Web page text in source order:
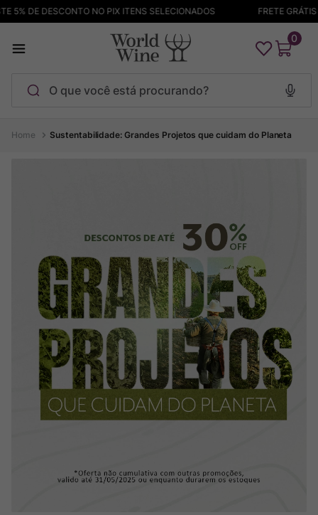
DE DESCONTO NO PIX ITENS SELECIONADOS FRETE GRÁTIS
0
Sustentabilidade: Grandes Projetos que cuidam do Planeta
Termos mais buscados
Bodega Garzon
º Garzon
º Pacalet
Rocim
º Ver Sacrum
ºChampagne